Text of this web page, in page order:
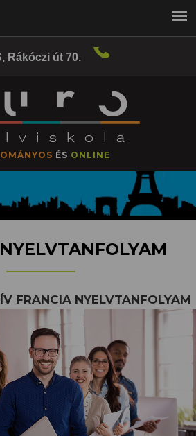
Rákóczi út 70.
424
4274
ÉS ONLINE
FRANCIA NYELVTANFOLYAM